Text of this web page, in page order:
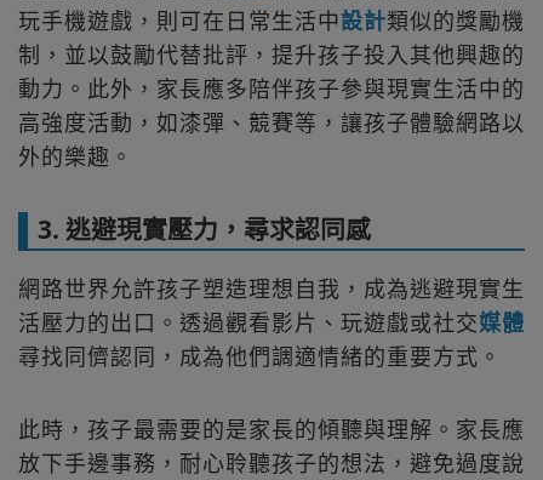
玩手機遊戲，則可在日常生活中設計類似的獎勵機
制，並以鼓勵代替批評，提升孩子投入其他興趣的
動力。此外，家長應多陪伴孩子參與現實生活中的
高強度活動，如漆彈、競賽等，讓孩子體驗網路以
外的樂趣。
3. 逃避現實壓力，尋求認同感
網路世界允許孩子塑造理想自我，成為逃避現實生
活壓力的出口。透過觀看影片、玩遊戲或社交媒體
尋找同儕認同，成為他們調適情緒的重要方式。
此時，孩子最需要的是家長的傾聽與理解。家長應
放下手邊事務，耐心聆聽孩子的想法，避免過度說